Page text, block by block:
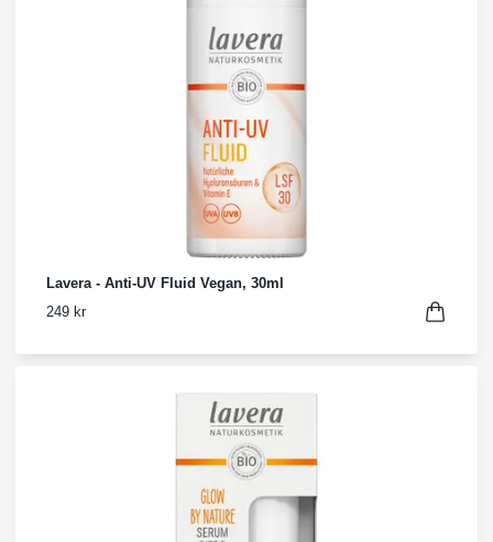
Lavera - Anti-UV Fluid Vegan, 30ml
249 kr